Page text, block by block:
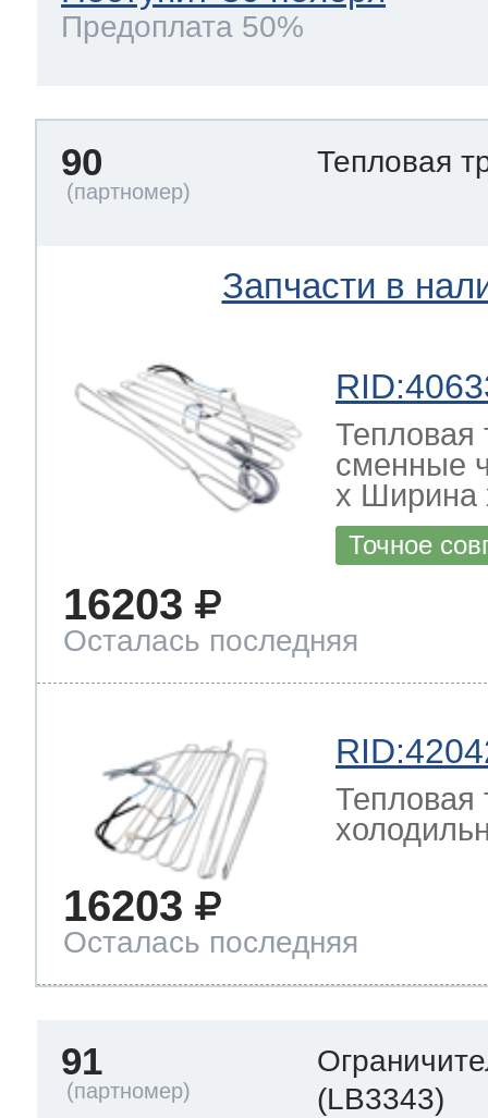
Предоплата 50%
90 Тепловая
Запчасти в
Тепловая
сменные
х Ширина
Точное
16203
Осталась последняя
Тепловая
16203
Осталась последняя
91
(LB3343)